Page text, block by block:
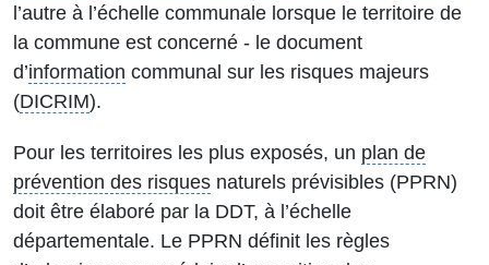
l’autre à l’échelle communale lorsque le territoire de
la commune est concerné - le document
d’information communal sur les risques majeurs
(DICRIM).
Pour les territoires les plus exposés, un plan de
prévention des risques naturels prévisibles (PPRN)
doit être élaboré par la DDT, à l’échelle
départementale. Le PPRN définit les règles